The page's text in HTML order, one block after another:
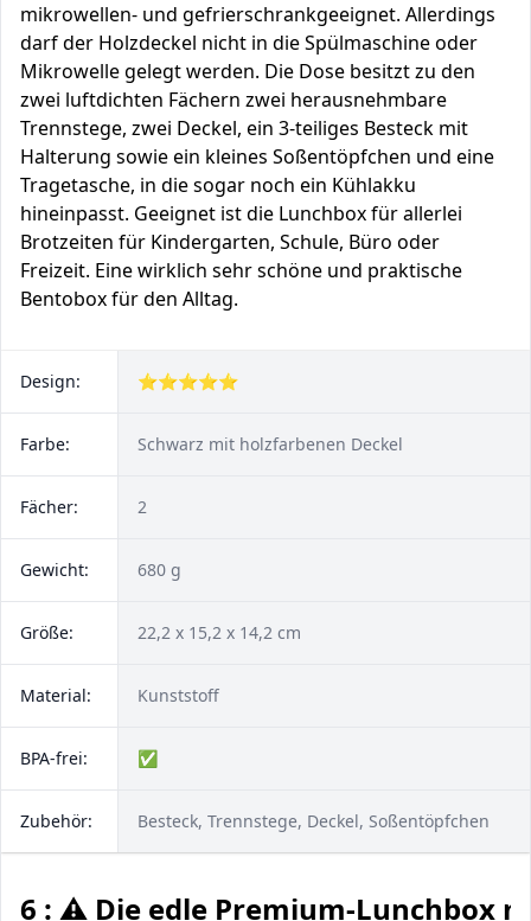
mikrowellen- und gefrierschrankgeeignet. Allerdings
darf der Holzdeckel nicht in die Spülmaschine oder
Mikrowelle gelegt werden. Die Dose besitzt zu den
zwei luftdichten Fächern zwei herausnehmbare
Trennstege, zwei Deckel, ein 3-teiliges Besteck mit
Halterung sowie ein kleines Soßentöpfchen und eine
Tragetasche, in die sogar noch ein Kühlakku
hineinpasst. Geeignet ist die Lunchbox für allerlei
Brotzeiten für Kindergarten, Schule, Büro oder
Freizeit. Eine wirklich sehr schöne und praktische
Bentobox für den Alltag.
Design: ⭐⭐⭐⭐⭐
Farbe: Schwarz mit holzfarbenen Deckel
Fächer: 2
Gewicht: 680 g
Größe: 22,2 x 15,2 x 14,2 cm
Material: Kunststoff
BPA-frei: ✅
Zubehör: Besteck, Trennstege, Deckel, Soßentöpfchen
6 : ⚠️ Die edle Premium-Lunchbox